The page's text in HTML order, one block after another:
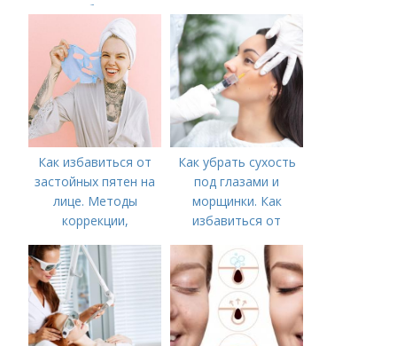
нагрубанием,
необходимо
предпринять
следующие действия:
Как избавиться от
застойных пятен на
лице. Методы
коррекции,
акне и удаления
рубцов и шрамов
постакне
Как убрать сухость
под глазами и
морщинки. Как
избавиться от
косметологические
процедуры